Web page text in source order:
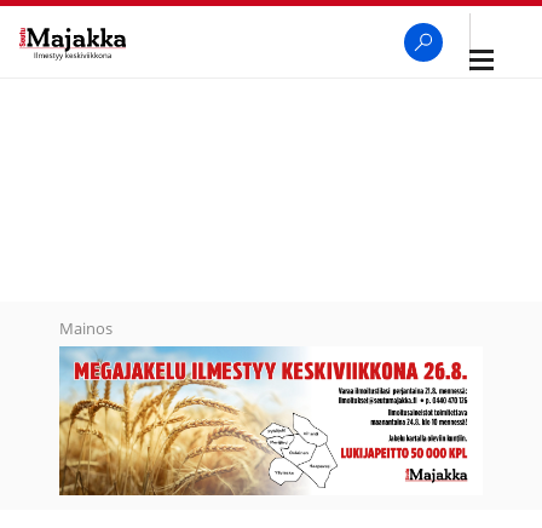
Avaa
Mainos